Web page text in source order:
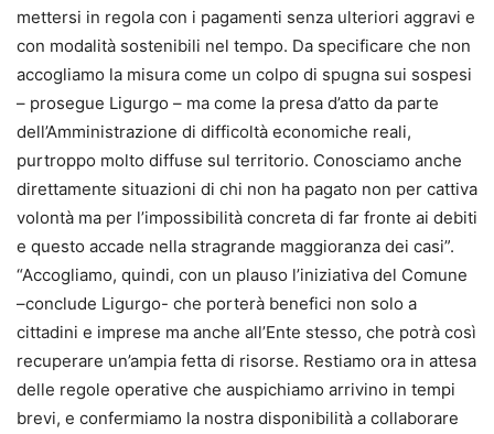
mettersi in regola con i pagamenti senza ulteriori aggravi e
con modalità sostenibili nel tempo. Da specificare che non
accogliamo la misura come un colpo di spugna sui sospesi
– prosegue Ligurgo – ma come la presa d’atto da parte
dell’Amministrazione di difficoltà economiche reali,
purtroppo molto diffuse sul territorio. Conosciamo anche
direttamente situazioni di chi non ha pagato non per cattiva
volontà ma per l’impossibilità concreta di far fronte ai debiti
e questo accade nella stragrande maggioranza dei casi”.
“Accogliamo, quindi, con un plauso l’iniziativa del Comune
–conclude Ligurgo- che porterà benefici non solo a
cittadini e imprese ma anche all’Ente stesso, che potrà così
recuperare un’ampia fetta di risorse. Restiamo ora in attesa
delle regole operative che auspichiamo arrivino in tempi
brevi, e confermiamo la nostra disponibilità a collaborare